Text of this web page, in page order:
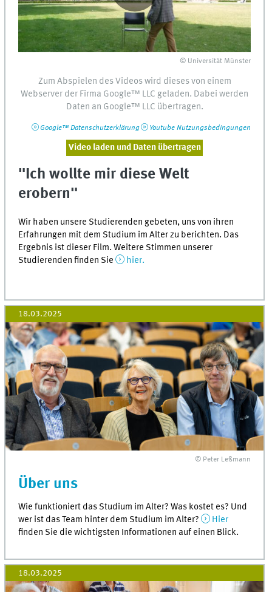
© Universität Münster
Zum Abspielen des Videos wird dieses von einem
Webserver der Firma Google™ LLC geladen. Dabei werden
Daten an Google™ LLC übertragen.
Google™ Datenschutzerklärung Youtube Nutzungsbedingungen
Video laden und Daten übertragen
"Ich wollte mir diese Welt
erobern"
Wir haben unsere Studierenden gebeten, uns von ihren
Erfahrungen mit dem Studium im Alter zu berichten. Das
Ergebnis ist dieser Film. Weitere Stimmen unserer
Studierenden finden Sie
hier.
18.03.2025
© Peter Leßmann
Über uns
Wie funktioniert das Studium im Alter? Was kostet es? Und
wer ist das Team hinter dem Studium im Alter?
Hier
finden Sie die wichtigsten Informationen auf einen Blick.
18.03.2025